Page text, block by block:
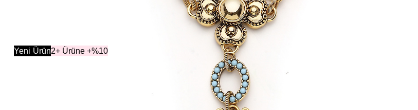
Yeni Ürün2+ Ürüne +%10